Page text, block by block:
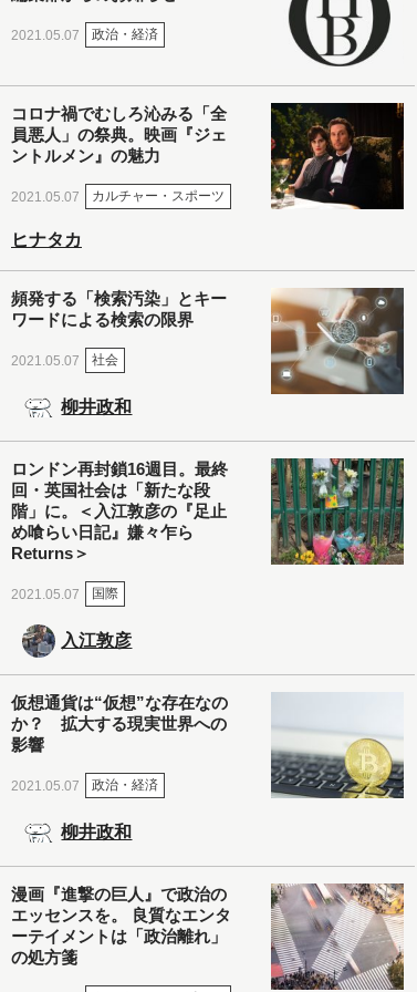
2021.05.07 政治・経済
コロナ禍でむしろ沁みる「全
員悪人」の祭典。映画『ジェ
ントルメン』の魅力
2021.05.07 カルチャー・スポーツ
ヒナタカ
頻発する「検索汚染」とキー
ワードによる検索の限界
2021.05.07 社会
柳井政和
ロンドン再封鎖16週目。最終
回・英国社会は「新たな段
階」に。＜入江敦彦の『足止
め喰らい日記』嫌々乍ら
Returns＞
2021.05.07 国際
入江敦彦
仮想通貨は“仮想”な存在なの
か？ 拡大する現実世界への
影響
2021.05.07 政治・経済
柳井政和
漫画『進撃の巨人』で政治の
エッセンスを。 良質なエンタ
ーテイメントは「政治離れ」
の処方箋